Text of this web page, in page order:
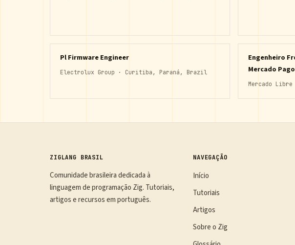
Pl Firmware Engineer
Electrolux Group · Curitiba, Paraná, Brazil
Engenheiro
Mercado Pago
Mercado
ZIGLANG BRASIL
Comunidade brasileira dedicada à
linguagem de programação Zig. Tutoriais,
artigos e recursos em português.
NAVEGAÇÃO
Início
Tutoriais
Artigos
Sobre o Zig